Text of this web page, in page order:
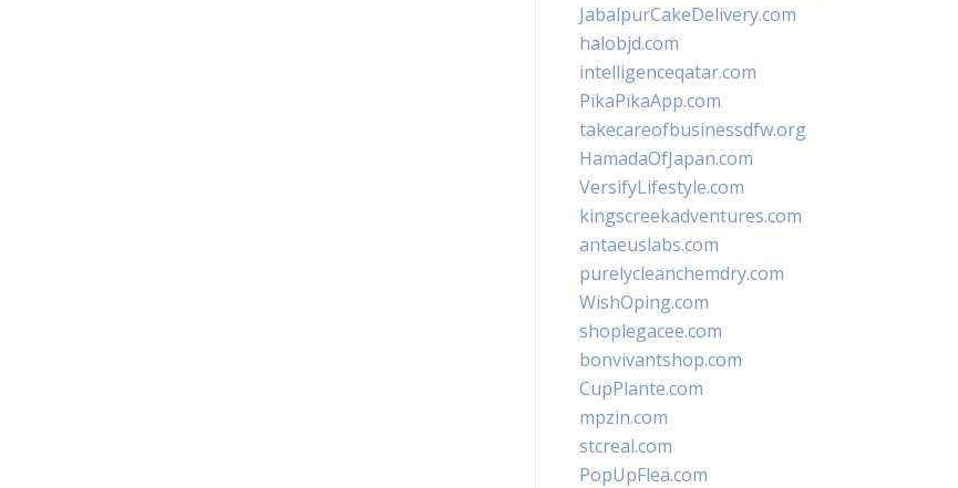
JabalpurCakeDelivery.com
halobjd.com
intelligenceqatar.com
PikaPikaApp.com
takecareofbusinessdfw.org
HamadaOfJapan.com
VersifyLifestyle.com
kingscreekadventures.com
antaeuslabs.com
purelycleanchemdry.com
WishOping.com
shoplegacee.com
bonvivantshop.com
CupPlante.com
mpzin.com
stcreal.com
PopUpFlea.com